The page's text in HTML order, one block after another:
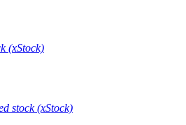
to Share 25000 USDT prize pool!
Win
(xStock)
stock (xStock)